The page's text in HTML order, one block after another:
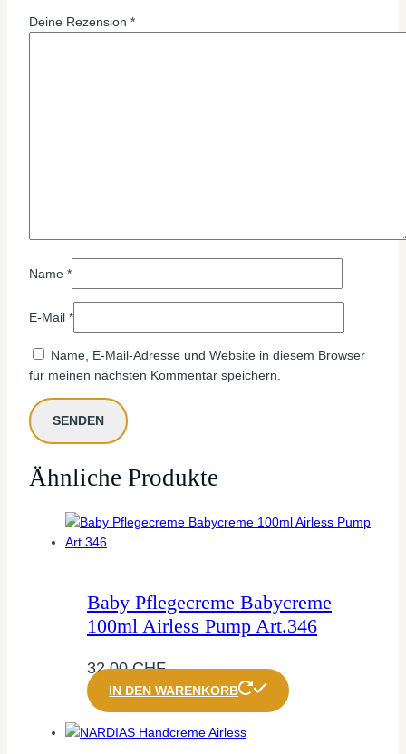
Deine Rezension *
Name *
E-Mail *
Name, E-Mail-Adresse und Website in diesem Browser
für meinen nächsten Kommentar speichern.
Ähnliche Produkte
Baby Pflegecreme Babycreme
100ml Airless Pump Art.346
32,00CHF
IN DEN WARENKORB